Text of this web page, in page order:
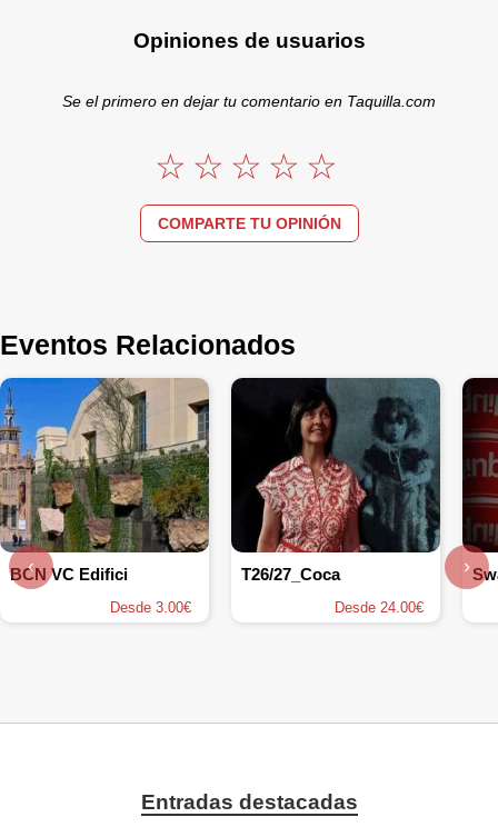
Opiniones de usuarios
Se el primero en dejar tu comentario en Taquilla.com
COMPARTE TU OPINIÓN
Eventos Relacionados
BCN VC Edifici
Desde 3.00€
T26/27_Coca
Desde 24.00€
‹ ›
Entradas destacadas